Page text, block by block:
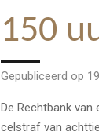
150
Gepubliceerd op
De Rechtbank van
celstraf van